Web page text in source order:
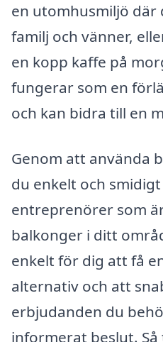
en utomhusmiljö där
familj och vänner,
en kopp kaffe på
fungerar som en
och kan bidra till en
Genom att använda
du enkelt och
entreprenörer som
balkonger i ditt
enkelt för dig att få
alternativ och att
erbjudanden du
informerat beslut. Så